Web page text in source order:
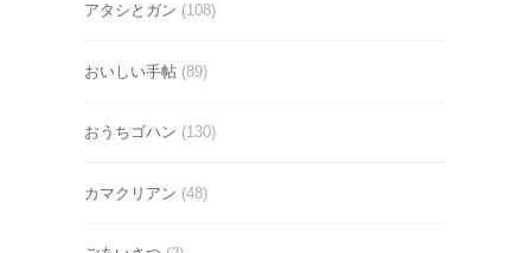
アタシとガン (108)
おいしい手帖 (89)
おうちゴハン (130)
カマクリアン (48)